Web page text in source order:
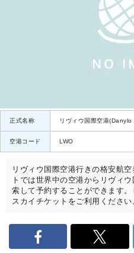
正式名称 リヴィウ国際空港
空港コード LWO
リヴィウ国際空港行きの格安航
トでは世界中の空港からリヴィ
索して予約することができます
スカイチケットをご利用ください